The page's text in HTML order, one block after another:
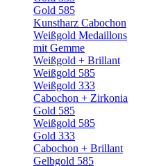
Gold 585
Kunstharz Cabochon
Weißgold Medaillons
mit Gemme
Weißgold + Brillant
Weißgold 585
Weißgold 333
Cabochon + Zirkonia
Gold 585
Weißgold 585
Gold 333
Cabochon + Brillant
Gelbgold 585